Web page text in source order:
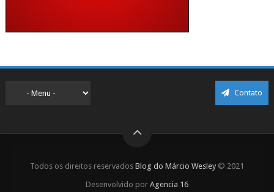
Contato
Todos os direitos reservados Blog do Márcio Wesley © 2021
Desenvolvido por Agencia 16